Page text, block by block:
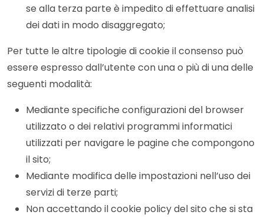
se alla terza parte è impedito di effettuare analisi
dei dati in modo disaggregato;
Per tutte le altre tipologie di cookie il consenso può
essere espresso dall’utente con una o più di una delle
seguenti modalità:
Mediante specifiche configurazioni del browser
utilizzato o dei relativi programmi informatici
utilizzati per navigare le pagine che compongono
il sito;
Mediante modifica delle impostazioni nell’uso dei
servizi di terze parti;
Non accettando il cookie policy del sito che si sta